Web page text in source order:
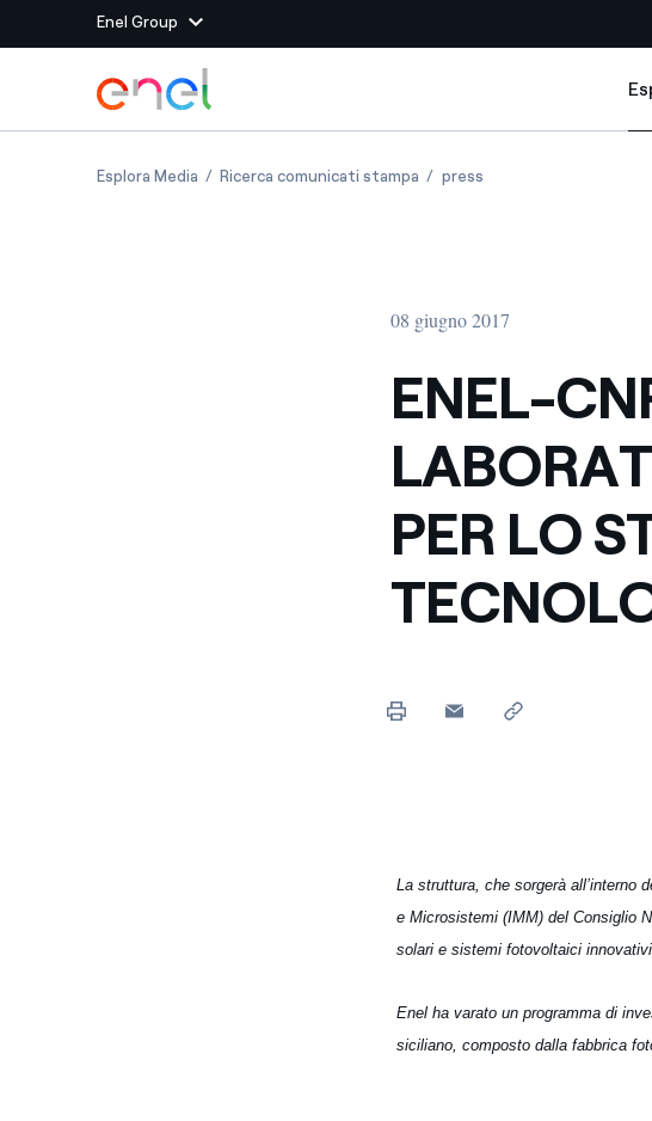
Enel Group
Siti del Gruppo
Enel Green Power Produciamo energia pulita da fonti
Massimizziamo la creazione di valore
rapporto con i nostri fornitori
energia pulita
Raccontiamo la storia dell'elettricità in
Vai al contenuto principale
Esplora MediaENEL-CNR: NASCE LABORATORIO CONGIUNTO PER LO
Ricerca comunicati stampa ENEL-CNR: NASCE
pressENEL-CNR: NASCE
08 giugno 2017
ENEL-
PER LO
La struttura, che sorgerà all’interno
e Microsistemi (IMM) del Consiglio
solari e sistemi fotovoltaici
Enel ha varato un programma di
siciliano, composto dalla fabbrica